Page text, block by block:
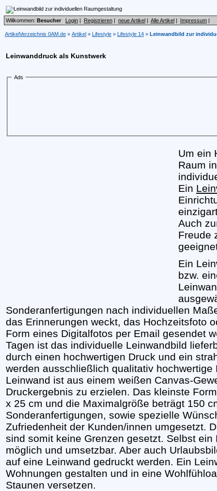
Willkommen: Besucher Login | Registrieren | neue Artikel | Alle Artikel | Impressum |
ArtikelVerzeichnis 0AM.de » Artikel » Lifestyle » Lifestyle 14 » Leinwandbild zur
Leinwanddruck als Kunstwerk
Ads
Um ein
Raum
Ein
Auch
Freude
Ein
bzw.
Sonderanfertigungen nach individuellen
das Erinnerungen weckt, das Hochzeitsfoto
Form eines Digitalfotos per Email gesendet
Tagen ist das individuelle Leinwandbild
durch einen hochwertigen Druck und ein
werden ausschließlich qualitativ hochwertige
Leinwand ist aus einem weißen Canvas-
Druckergebnis zu erzielen. Das kleinste
x 25 cm und die Maximalgröße beträgt 150
Sonderanfertigungen, sowie spezielle
Zufriedenheit der Kunden/innen umgesetzt.
sind somit keine Grenzen gesetzt. Selbst
möglich und umsetzbar. Aber auch
auf eine Leinwand gedruckt werden. Ein
Wohnungen gestalten und in eine
Staunen versetzen.